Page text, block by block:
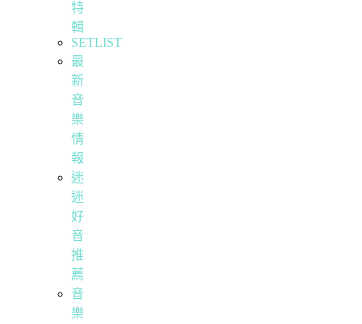
特
輯
SETLIST
最
新
音
樂
情
報
迷
迷
好
音
推
薦
音
樂